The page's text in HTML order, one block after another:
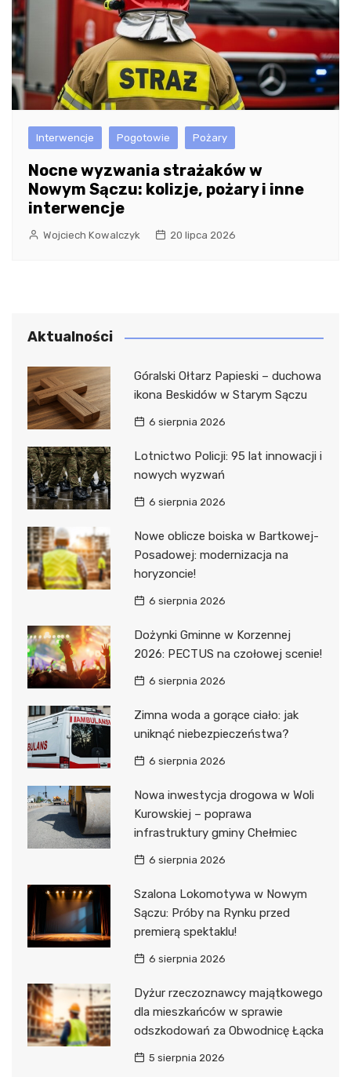
Interwencje Pogotowie Pożary
Nocne wyzwania strażaków w
Nowym Sączu: kolizje, pożary i inne
interwencje
Wojciech Kowalczyk 20 lipca 2026
Aktualności
Góralski Ołtarz Papieski – duchowa
ikona Beskidów w Starym Sączu
6 sierpnia 2026
Lotnictwo Policji: 95 lat innowacji i
nowych wyzwań
6 sierpnia 2026
Nowe oblicze boiska w Bartkowej-
Posadowej: modernizacja na
horyzoncie!
6 sierpnia 2026
Dożynki Gminne w Korzennej
2026: PECTUS na czołowej scenie!
6 sierpnia 2026
Zimna woda a gorące ciało: jak
uniknąć niebezpieczeństwa?
6 sierpnia 2026
Nowa inwestycja drogowa w Woli
Kurowskiej – poprawa
infrastruktury gminy Chełmiec
6 sierpnia 2026
Szalona Lokomotywa w Nowym
Sączu: Próby na Rynku przed
premierą spektaklu!
6 sierpnia 2026
Dyżur rzeczoznawcy majątkowego
dla mieszkańców w sprawie
odszkodowań za Obwodnicę Łącka
5 sierpnia 2026